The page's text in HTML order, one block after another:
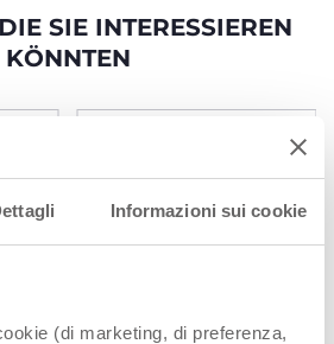
Informazioni sui cookie
(di marketing, di preferenza,
SIE INTERESSIEREN
KÖNNTEN